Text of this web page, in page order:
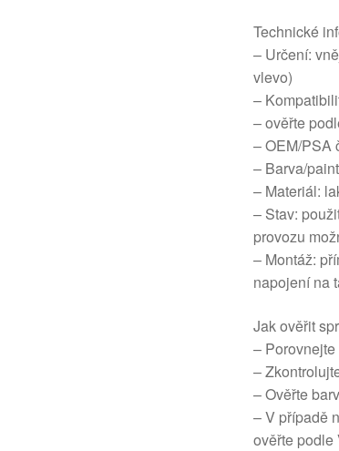
Technické
– Určení:
vlevo)
–
– ověřte
– OEM/PSA
– Barva/
– Materiál:
– Stav:
provozu
– Montáž:
napojení na
Jak ověřit
–
–
– Ověřte
– V případě
ověřte podle